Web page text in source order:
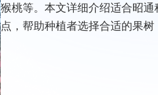
猴桃等。本文详细介绍适合昭
点，帮助种植者选择合适的果树